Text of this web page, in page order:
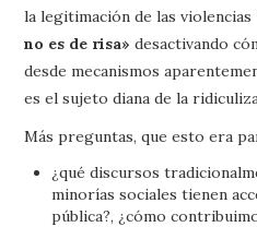
la legitimación de las violencias
no es de risa»desactivando
desde mecanismos
es el sujeto diana de la
Más preguntas, que esto era
¿qué discursos
minorías sociales tienen
pública?, ¿cómo